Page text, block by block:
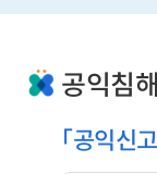
공익침
「공익신